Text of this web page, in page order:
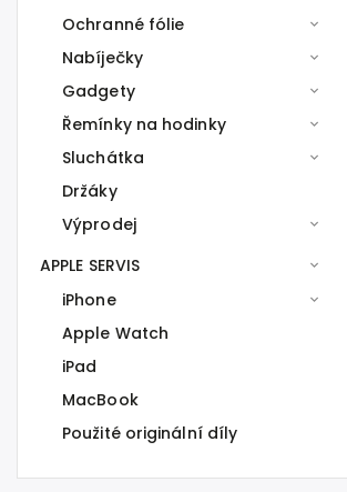
Ochranné fólie
Nabíječky
Gadgety
Řemínky na hodinky
Sluchátka
Držáky
Výprodej
APPLE SERVIS
iPhone
Apple Watch
iPad
MacBook
Použité originální díly